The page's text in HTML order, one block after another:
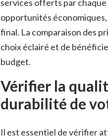
services offerts par
opportunités économiques,
final. La comparaison des
choix éclairé et de
budget.
Vérifier la
durabilité de
Il est essentiel de vérifier